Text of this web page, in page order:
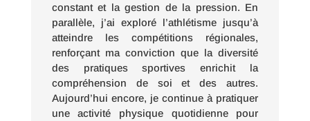
constant et la gestion de la pression. En
parallèle, j’ai exploré l’athlétisme jusqu’à
atteindre les compétitions régionales,
renforçant ma conviction que la diversité
des pratiques sportives enrichit la
compréhension de soi et des autres.
Aujourd’hui encore, je continue à pratiquer
une activité physique quotidienne pour